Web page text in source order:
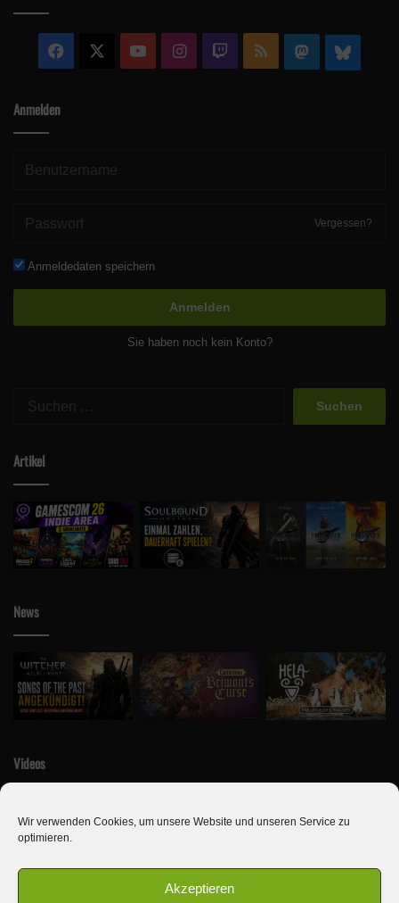
Wir verwenden Cookies, um unsere Website und unseren Service zu
optimieren.
Akzeptieren
Facebook YouTubeInstagram
Twitch RSS Mastodon
Anmelden
Vergessen?
Anmeldedaten speichern
Anmelden
Sie haben noch kein Konto?
Artikel
News
Videos